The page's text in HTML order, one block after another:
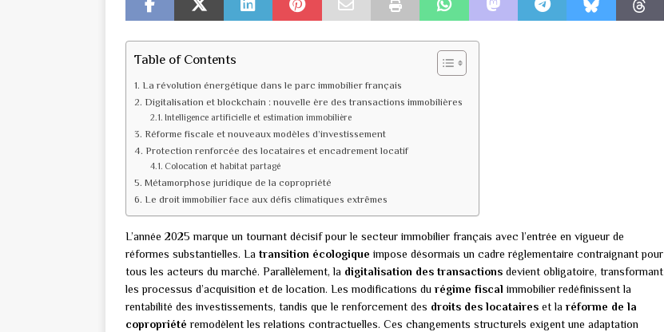
Table of Contents
La révolution énergétique dans le parc immobilier français
Digitalisation et blockchain : nouvelle ère des transactions immobilières
Intelligence artificielle et estimation immobilière
Réforme fiscale et nouveaux modèles d’investissement
Protection renforcée des locataires et encadrement locatif
Colocation et habitat partagé
Métamorphose juridique de la copropriété
Le droit immobilier face aux défis climatiques extrêmes
L’année 2025 marque un tournant décisif pour le secteur immobilier français avec l’entrée en vigueur de
réformes substantielles. La transition écologique impose désormais un cadre réglementaire contraignant pour
tous les acteurs du marché. Parallèlement, la digitalisation des transactions devient obligatoire, transformant
les processus d’acquisition et de location. Les modifications du régime fiscal immobilier redéfinissent la
rentabilité des investissements, tandis que le renforcement des droits des locataires et la réforme de la
copropriété remodèlent les relations contractuelles. Ces changements structurels exigent une adaptation